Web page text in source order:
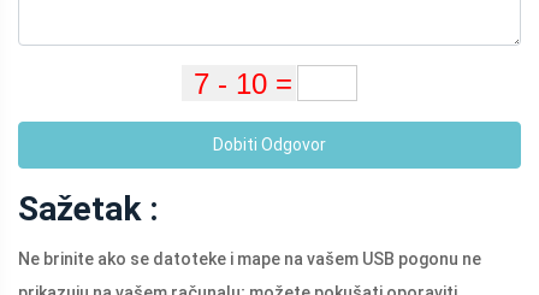
Dobiti Odgovor
Sažetak :
Ne brinite ako se datoteke i mape na vašem USB pogonu ne